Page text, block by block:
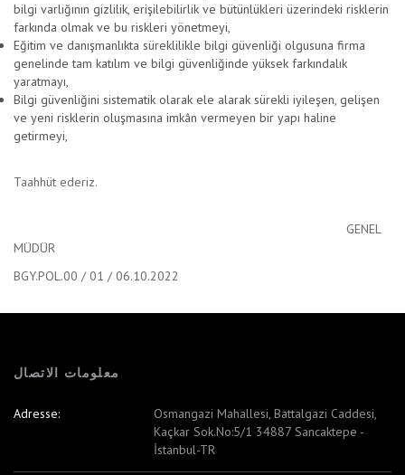
bilgi varlığının gizlilik, erişilebilirlik ve bütünlükleri üzerindeki risklerin
farkında olmak ve bu riskleri yönetmeyi,
Eğitim ve danışmanlıkta süreklilikle bilgi güvenliği olgusuna firma
genelinde tam katılım ve bilgi güvenliğinde yüksek farkındalık
yaratmayı,
Bilgi güvenliğini sistematik olarak ele alarak sürekli iyileşen, gelişen
ve yeni risklerin oluşmasına imkân vermeyen bir yapı haline
getirmeyi,
Taahhüt ederiz.
GENEL
MÜDÜR
BGY.POL.00 / 01 / 06.10.2022
معلومات الاتصال
Adresse:
Osmangazi Mahallesi, Battalgazi Caddesi,
Kaçkar Sok.No:5/1 34887 Sancaktepe -
İstanbul-TR